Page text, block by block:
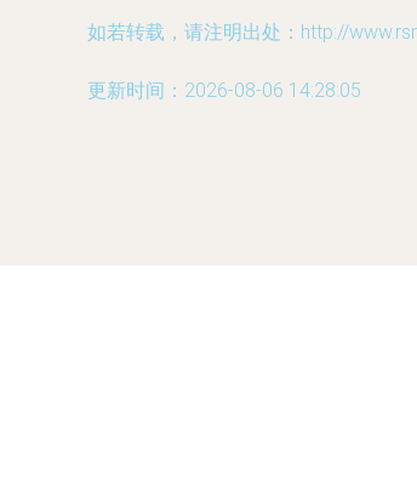
如若转载，请注明出处：http://
更新时间：2026-08-06 14:28:05